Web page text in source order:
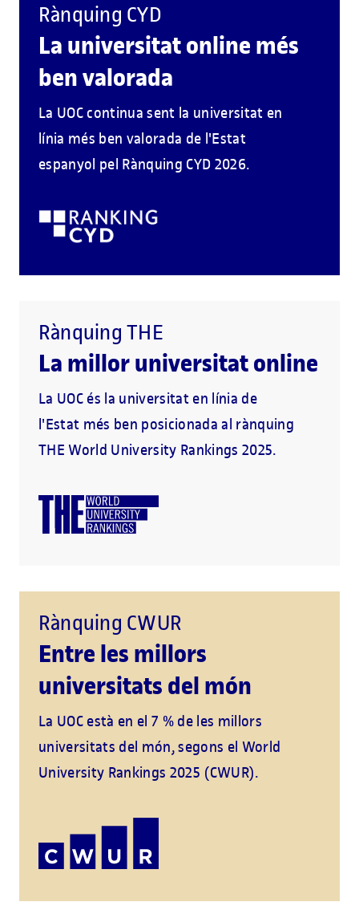
Rànquing CYD
La universitat online més
ben valorada
La UOC continua sent la universitat en
línia més ben valorada de l'Estat
espanyol pel Rànquing CYD 2026.
Rànquing THE
La millor universitat online
La UOC és la universitat en línia de
l'Estat més ben posicionada al rànquing
THE World University Rankings 2025.
Rànquing CWUR
Entre les millors
universitats del món
La UOC està en el 7 % de les millors
universitats del món, segons el World
University Rankings 2025 (CWUR).